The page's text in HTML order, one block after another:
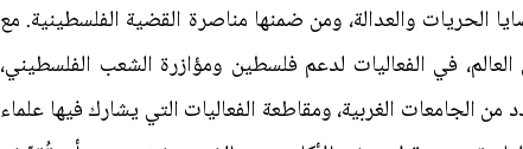
الحريات والعدالة، ومن ضمنها مناصرة القضية الفلسطينية. مع
في الفعاليات لدعم فلسطين ومؤازرة الشعب الفلسطيني،
الجامعات الغربية، ومقاطعة الفعاليات التي يشارك فيها علماء